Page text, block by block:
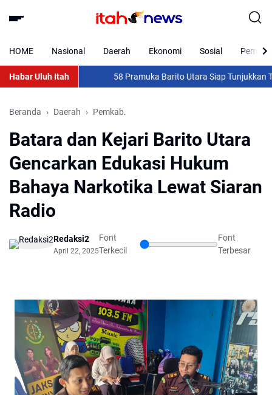
HOME Nasional Daerah Ekonomi Sosial
Habar Uluh Itah 58 Pramuka Barito Utara Siap Tunjukkan
Beranda Daerah Pemkab.
Batara dan Kejari Barito Utara
Gencarkan Edukasi Hukum
Bahaya Narkotika Lewat Siaran
Radio
Redaksi2
April 22, 2025
Font
Terkecil
Font
Terbesar